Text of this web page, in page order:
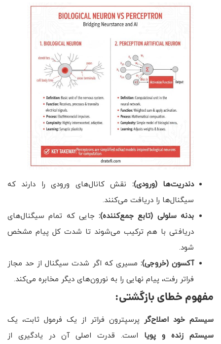
دندریت‌ها (ورودی): نقش کانال‌های ورودی را دارند که
سیگنال‌ها را دریافت می‌کنند.
بدنه سلولی (تابع جمع‌کننده): جایی که تمام سیگنال‌های
دریافتی با هم ترکیب می‌شوند تا شدت کل پیام مشخص
شود.
آکسون (خروجی): مسیری که اگر شدت سیگنال از حد مجاز
فراتر رفت، پیام نهایی را به نورون‌های دیگر مخابره می‌کند.
مفهوم خطای بازگشتی:
سیستم خود اصلاح‌گر
پرسپترون فراتر از یک فرمول ثابت، یک
سیستم زنده و پویا است. قدرت اصلی آن در یادگیری از